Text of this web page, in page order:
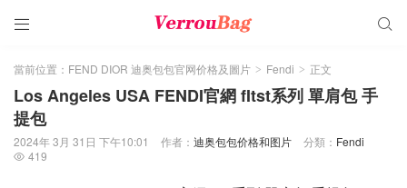
 
當前位置： FEND DIOR 迪奥包包官网价格及圖片 > Fendi > 正文
Los Angeles USA FENDI官網 fItst系列 單肩包 手
提包
2024年 3月 31日 下午10:01 作者： 迪奥包包价格和图片 分類： Fendi
 419